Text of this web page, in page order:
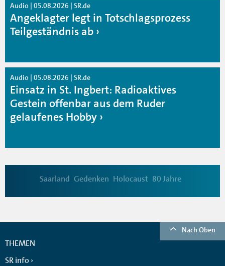
Audio | 05.08.2026 | SR.de
Angeklagter legt in Totschlagsprozess
Teilgeständnis ab
Audio | 05.08.2026 | SR.de
Einsatz in St. Ingbert: Radioaktives
Gestein offenbar aus dem Ruder
gelaufenes Hobby
Saarland Gedenken Holocaust 80 Jahre
Nach Oben
THEMEN
SR info